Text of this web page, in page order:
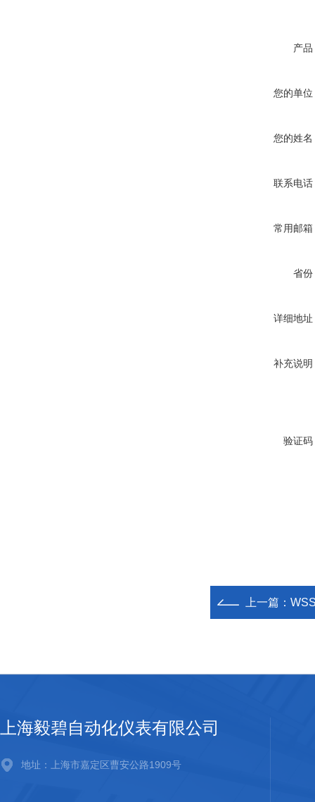
产品
您的单位
您的姓名
联系电话
常用邮箱
省份
详细地址
补充说明
验证码
上一篇：
上海毅碧自动化仪表有限公司
地址：上海市嘉定区曹安公路1909号